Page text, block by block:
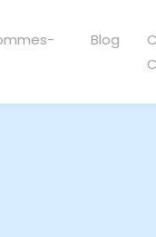
Blog